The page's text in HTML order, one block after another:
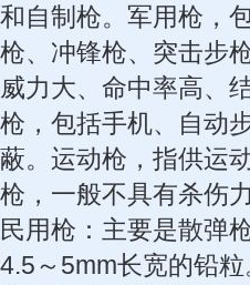
自制枪。军用枪，
、冲锋枪、突击步
力大、命中率高、
，包括手机、自动
。运动枪，指供运
，一般不具有杀伤
用枪：主要是散弹
～5mm长宽的铅